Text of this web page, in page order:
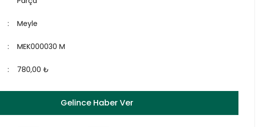
Meyle
MEK000030 M
780,00 ₺
Gelince Haber Ver